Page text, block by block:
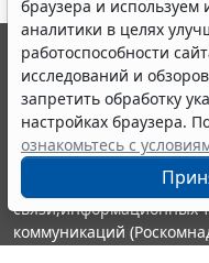
браузера и используем
аналитики в целях
работоспособности
исследований и
запретить обработку
настройках браузера.
ознакомьтесь с
© ООО "НПП "ГАРАНТ-
выпускается с 1990
являются участниками
информации ГАРАНТ.
Портал ГАРАНТ.РУ
издания Федеральной
связи,информационных
коммуникаций